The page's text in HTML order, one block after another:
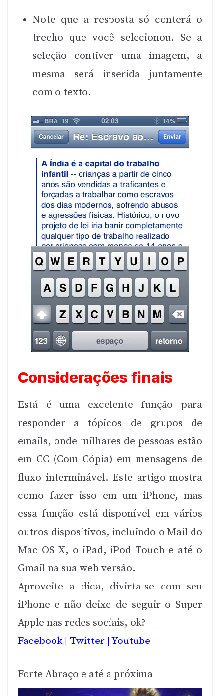
Note que a resposta só conterá o
trecho que você selecionou. Se a
seleção contiver uma imagem, a
mesma será inserida juntamente
com o texto.
Considerações finais
Está é uma excelente função para
responder a tópicos de grupos de
emails, onde milhares de pessoas estão
em CC (Com Cópia) em mensagens de
fluxo interminável. Este artigo mostra
como fazer isso em um iPhone, mas
essa função está disponível em vários
outros dispositivos, incluindo o Mail do
Mac OS X, o iPad, iPod Touch e até o
Gmail na sua web versão.
Aproveite a dica, divirta-se com seu
iPhone e não deixe de seguir o Super
Apple nas redes sociais, ok?
Facebook| Twitter | Youtube
Forte Abraço e até a próxima